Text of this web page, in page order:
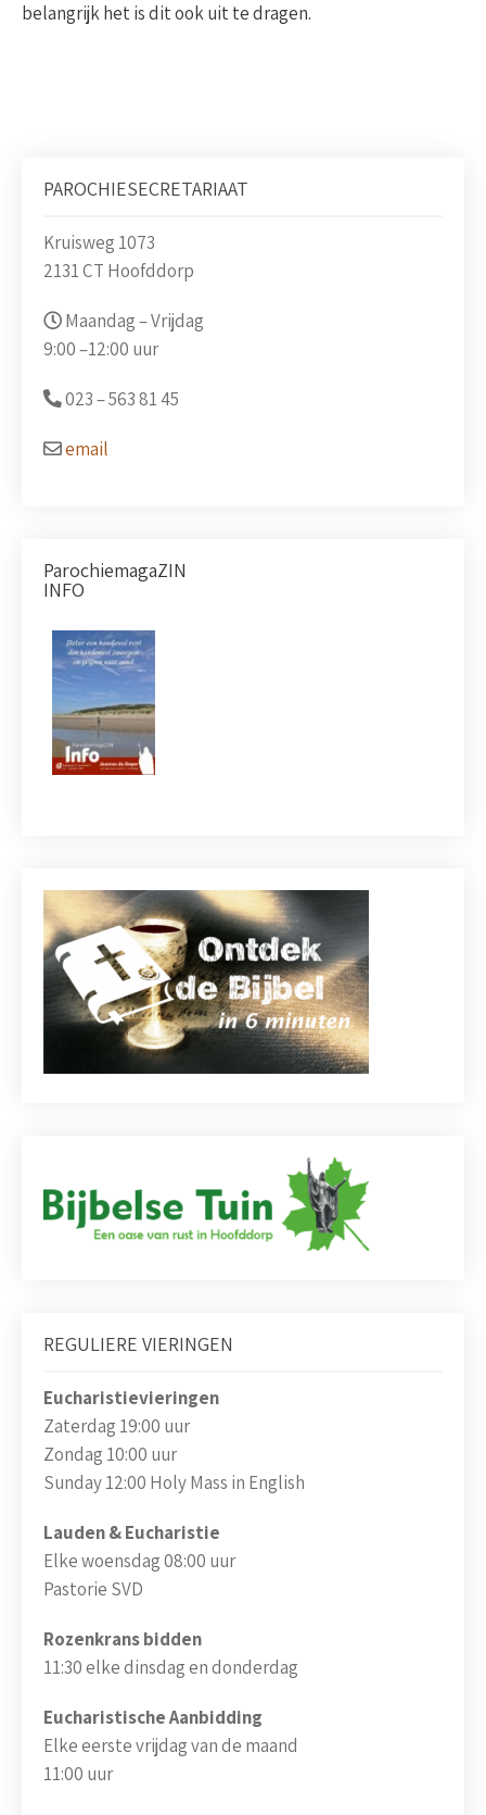
belangrijk het is dit ook uit te dragen.
PAROCHIESECRETARIAAT
Kruisweg 1073
2131 CT Hoofddorp
Maandag – Vrijdag
9:00 –12:00 uur
023 –563 81 45
email
ParochiemagaZIN
INFO
REGULIERE VIERINGEN
Eucharistievieringen
Zaterdag 19:00 uur
Zondag 10:00 uur
Sunday 12:00 Holy Mass in English
Lauden & Eucharistie
Elke woensdag 08:00 uur
Pastorie SVD
Rozenkrans bidden
11:30 elke dinsdag en donderdag
Eucharistische Aanbidding
Elke eerste vrijdag van de maand
11:00 uur